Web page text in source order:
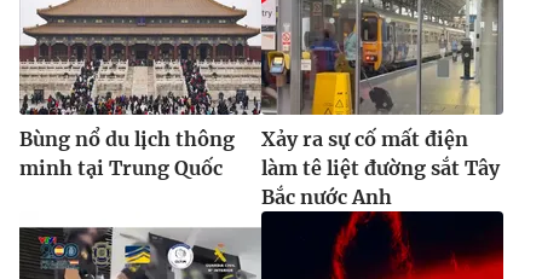
Bùng nổ du lịch thông
minh tại Trung Quốc
Xảy ra sự cố mất điện
làm tê liệt đường sắt Tây
Bắc nước Anh